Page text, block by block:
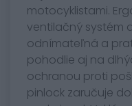
motocyklistami.
ventilačný systém
odnímateľná a
pohodlie aj na
ochranou proti
pinlock zaručuje